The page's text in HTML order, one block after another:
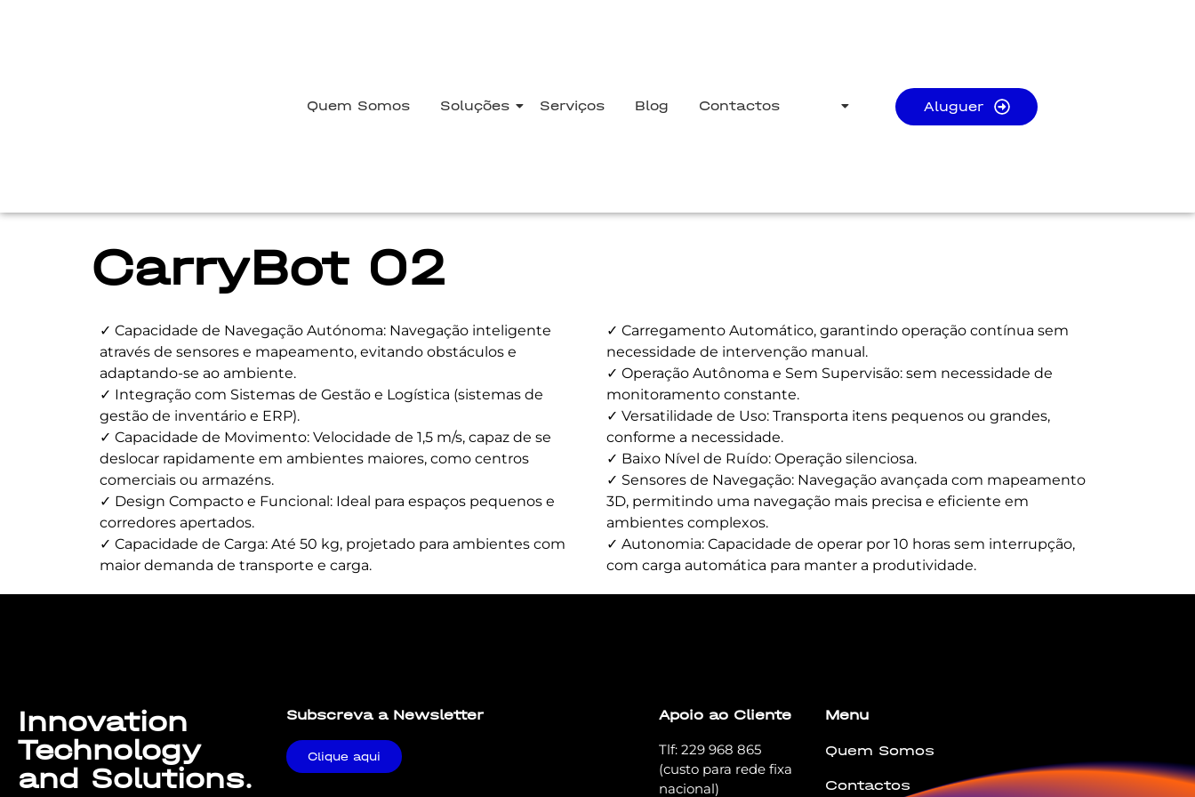
Quem Somos Soluções Serviços Blog Contactos Aluguer
CarryBot 02
✓ Capacidade de Navegação Autónoma: Navegação inteligente
através de sensores e mapeamento, evitando obstáculos e
adaptando-se ao ambiente.
✓ Integração com Sistemas de Gestão e Logística (sistemas de
gestão de inventário e ERP).
✓ Capacidade de Movimento: Velocidade de 1,5 m/s, capaz de se
deslocar rapidamente em ambientes maiores, como centros
comerciais ou armazéns.
✓ Design Compacto e Funcional: Ideal para espaços pequenos e
corredores apertados.
✓ Capacidade de Carga: Até 50 kg, projetado para ambientes com
maior demanda de transporte e carga.
✓ Carregamento Automático, garantindo operação contínua sem
necessidade de intervenção manual.
✓ Operação Autônoma e Sem Supervisão: sem necessidade de
monitoramento constante.
✓ Versatilidade de Uso: Transporta itens pequenos ou grandes,
conforme a necessidade.
✓ Baixo Nível de Ruído: Operação silenciosa.
✓ Sensores de Navegação: Navegação avançada com mapeamento
3D, permitindo uma navegação mais precisa e eficiente em
ambientes complexos.
✓ Autonomia: Capacidade de operar por 10 horas sem interrupção,
com carga automática para manter a produtividade.
Innovation
Technology
and Solutions.
Subscreva a Newsletter
Clique aqui
Apoio ao Cliente
Tlf: 229 968 865
(custo para rede fixa
nacional)
Menu
Quem Somos
Contactos